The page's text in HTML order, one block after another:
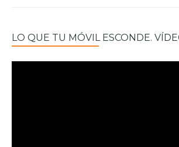
LO QUE TU MÓVIL ESCONDE.